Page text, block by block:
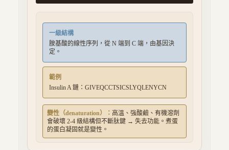
一級結構
胺基酸的線性序列，從 N 端到 C 端，由基因決
定。
範例
Insulin A 鏈：GIVEQCCTSICSLYQLENYCN
變性（denaturation）： 高溫、強酸鹼、有機溶劑
會破壞 2-4 級結構但不斷肽鍵 → 失去功能。煮蛋
的蛋白凝固就是變性。